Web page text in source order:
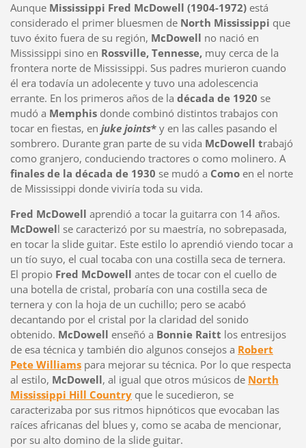
Aunque Mississippi Fred McDowell (1904-1972)está
considerado el primer bluesmen de North Mississippi que
tuvo éxito fuera de su región, McDowell no nació en
Mississippi sino en Rossville, Tennesse,muy cerca de la
frontera norte de Mississippi. Sus padres murieron cuando
él era todavía un adolecente y tuvo una adolescencia
errante. En los primeros años de la década de 1920 se
mudó a Memphisdonde combinó distintos trabajos con
tocar en fiestas, en juke joints*y en las calles pasando el
sombrero. Durante gran parte de su vida McDowell trabajó
como granjero, conduciendo tractores o como molinero. A
finales de la década de 1930 se mudó a Como en el norte
de Mississippi donde viviría toda su vida.
Fred McDowell aprendió a tocar la guitarra con 14 años.
McDowell se caracterizó por su maestría, no sobrepasada,
en tocar la slide guitar. Este estilo lo aprendió viendo tocar a
un tío suyo, el cual tocaba con una costilla seca de ternera.
El propio Fred McDowell antes de tocar con el cuello de
una botella de cristal, probaría con una costilla seca de
ternera y con la hoja de un cuchillo; pero se acabó
decantando por el cristal por la claridad del sonido
obtenido. McDowell enseñó a Bonnie Raitt los entresijos
de esa técnica y también dio algunos consejos a Robert
Pete Williamspara mejorar su técnica. Por lo que respecta
al estilo, McDowell, al igual que otros músicos de North
Mississippi Hill Countryque le sucedieron, se
caracterizaba por sus ritmos hipnóticos que evocaban las
raíces africanas del blues y, como se acaba de mencionar,
por su alto domino de la slide guitar.